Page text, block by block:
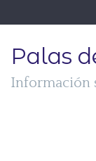
to
Palas
Información